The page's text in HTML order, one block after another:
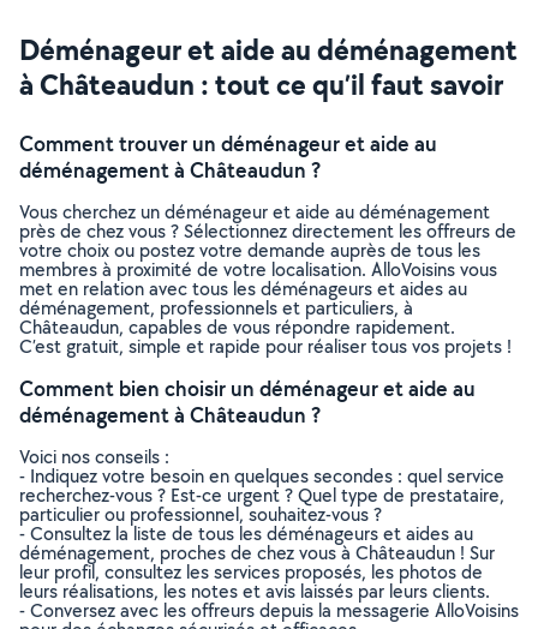
Déménageur et aide au déménagement
à Châteaudun : tout ce qu’il faut savoir
Comment trouver un déménageur et aide au
déménagement à Châteaudun ?
Vous cherchez un déménageur et aide au déménagement
près de chez vous ? Sélectionnez directement les offreurs de
votre choix ou postez votre demande auprès de tous les
membres à proximité de votre localisation. AlloVoisins vous
met en relation avec tous les déménageurs et aides au
déménagement, professionnels et particuliers, à
Châteaudun, capables de vous répondre rapidement.
C’est gratuit, simple et rapide pour réaliser tous vos projets !
Comment bien choisir un déménageur et aide au
déménagement à Châteaudun ?
Voici nos conseils :
- Indiquez votre besoin en quelques secondes : quel service
recherchez-vous ? Est-ce urgent ? Quel type de prestataire,
particulier ou professionnel, souhaitez-vous ?
- Consultez la liste de tous les déménageurs et aides au
déménagement, proches de chez vous à Châteaudun ! Sur
leur profil, consultez les services proposés, les photos de
leurs réalisations, les notes et avis laissés par leurs clients.
- Conversez avec les offreurs depuis la messagerie AlloVoisins